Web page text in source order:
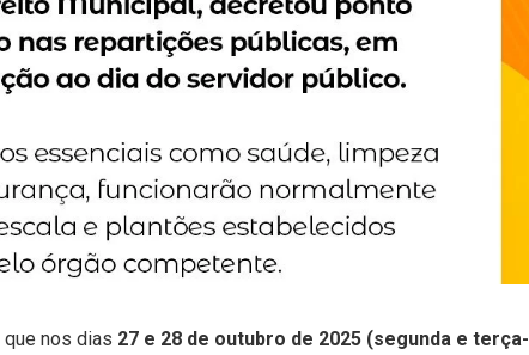
que nos dias 27 e 28 de outubro de 2025 (segunda e terça-